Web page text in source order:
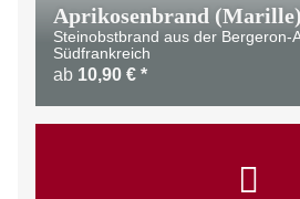
Aprikosenbrand (Marille)
Steinobstbrand aus der Bergeron-
Südfrankreich
ab 10,90 € *